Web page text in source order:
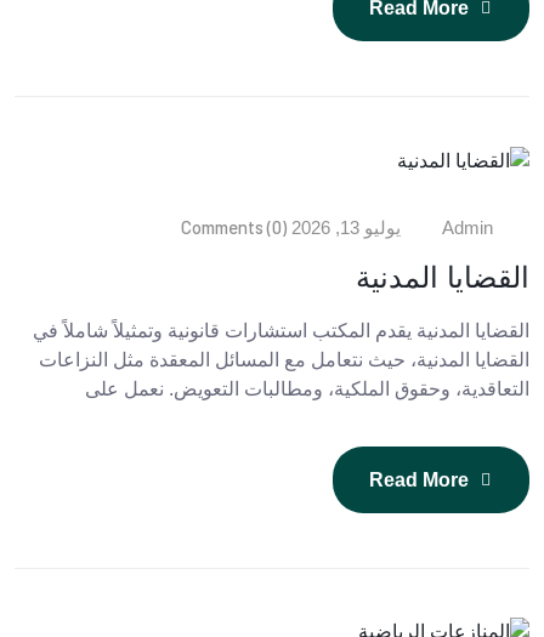
Read More
Admin يوليو 13, 2026 Comments (0)
القضايا المدنية
القضايا المدنية يقدم المكتب استشارات قانونية وتمثيلاً شاملاً في
القضايا المدنية، حيث نتعامل مع المسائل المعقدة مثل النزاعات
التعاقدية، وحقوق الملكية، ومطالبات التعويض. نعمل على
Read More